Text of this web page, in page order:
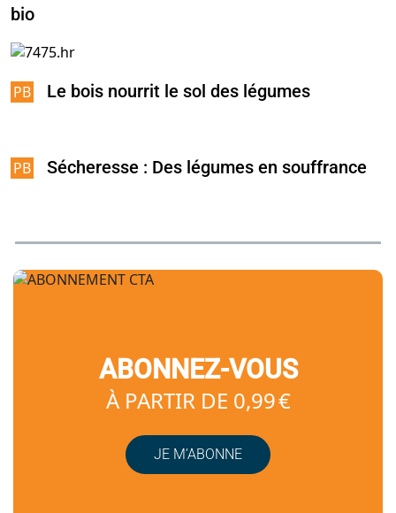
bio
Le bois nourrit le sol des légumes
Sécheresse : Des légumes en souffrance
ABONNEZ-VOUS
À PARTIR DE 0,99 €
JE M’ABONNE